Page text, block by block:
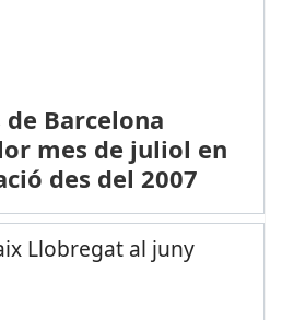
de Barcelona
mes de juliol en
des del 2007